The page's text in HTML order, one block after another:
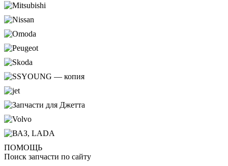
ПОМОЩЬ
Поиск запчасти по сайту